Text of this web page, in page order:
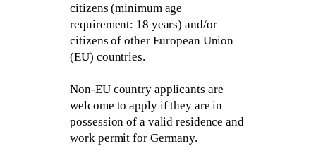
citizens (minimum age
requirement: 18 years) and/or
citizens of other European Union
(EU) countries.
Non-EU country applicants are
welcome to apply if they are in
possession of a valid residence and
work permit for Germany.